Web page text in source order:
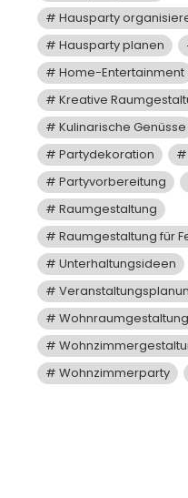
Hausparty
Hausparty planen
Home-Entertainment
Kreative
Kulinarische Genüsse
Partydekoration
Partyvorbereitung
Raumgestaltung
Raumgestaltung für
Unterhaltungsideen
Wohnraumgestaltung
Wohnzimmerparty